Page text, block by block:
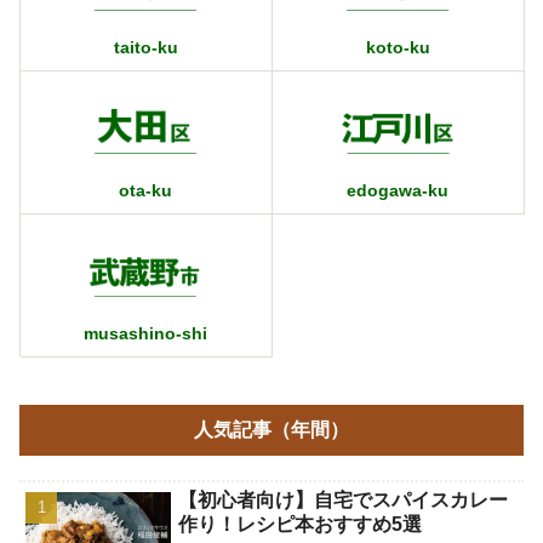
taito-ku koto-ku
ota-ku edogawa-ku
musashino-shi
人気記事（年間）
【初心者向け】自宅でスパイスカレー
作り！レシピ本おすすめ5選